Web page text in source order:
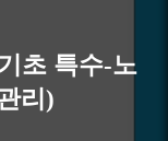
초 특수-노
리)